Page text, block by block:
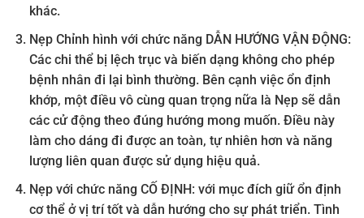
khác.
Nẹp Chỉnh hình với chức năng DẪN HƯỚNG VẬN ĐỘNG:
Các chi thể bị lệch trục và biến dạng không cho phép
bệnh nhân đi lại bình thường. Bên cạnh việc ổn định
khớp, một điều vô cùng quan trọng nữa là Nẹp sẽ dẫn
các cử động theo đúng hướng mong muốn. Điều này
làm cho dáng đi được an toàn, tự nhiên hơn và năng
lượng liên quan được sử dụng hiệu quả.
Nẹp với chức năng CỐ ĐỊNH: với mục đích giữ ổn định
cơ thể ở vị trí tốt và dẫn hướng cho sự phát triển. Tình